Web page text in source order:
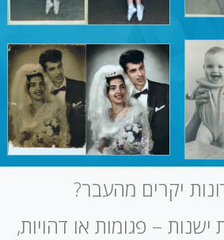
יקרים מהעבר?
– פגומות או דהויות,